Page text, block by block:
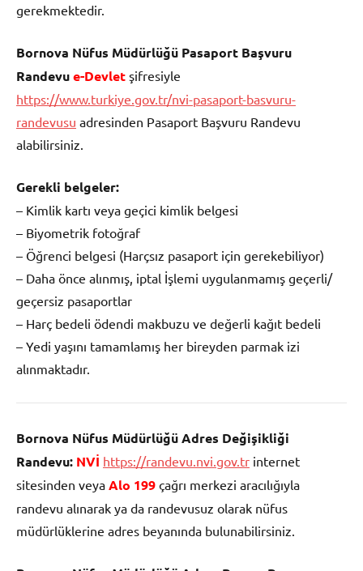
gerekmektedir.
Bornova Nüfus Müdürlüğü Pasaport Başvuru
Randevue-Devlet şifresiyle
https://www.turkiye.gov.tr/nvi-pasaport-basvuru-
randevusu adresinden Pasaport Başvuru Randevu
alabilirsiniz.
Gerekli belgeler:
– Kimlik kartı veya geçici kimlik belgesi
– Biyometrik fotoğraf
– Öğrenci belgesi (Harçsız pasaport için gerekebiliyor)
– Daha önce alınmış, iptal İşlemi uygulanmamış geçerli/
geçersiz pasaportlar
– Harç bedeli ödendi makbuzu ve değerli kağıt bedeli
– Yedi yaşını tamamlamış her bireyden parmak izi
alınmaktadır.
Bornova Nüfus Müdürlüğü Adres Değişikliği
Randevu: NVİ https://randevu.nvi.gov.tr internet
sitesinden veya Alo 199 çağrı merkezi aracılığıyla
randevu alınarak ya da randevusuz olarak nüfus
müdürlüklerine adres beyanında bulunabilirsiniz.